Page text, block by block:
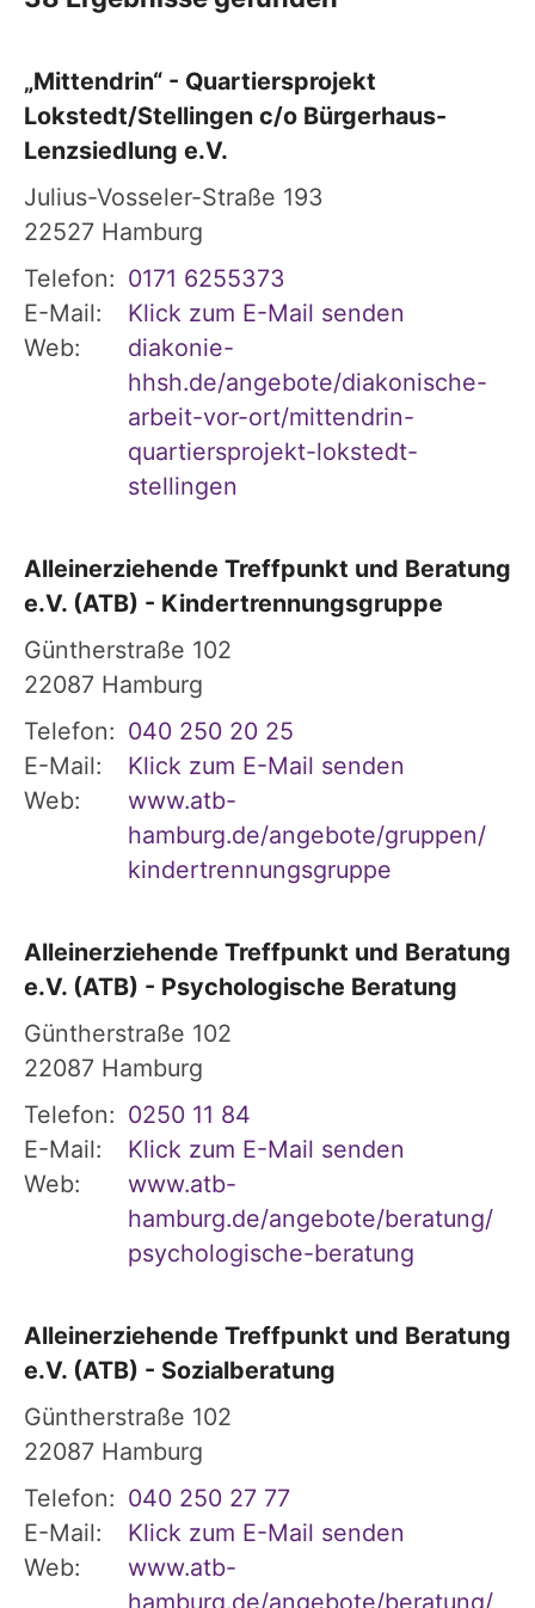
„Mittendrin“ - Quartiersprojekt
Lokstedt/Stellingen c/o Bürgerhaus-
Lenzsiedlung e.V.
Julius-Vosseler-Straße 193
22527 Hamburg
Telefon: 0171 6255373
E-Mail:
Klick zum E-Mail senden
Web:
diakonie-
hhsh.de/angebote/diakonische-
arbeit-vor-ort/mittendrin-
quartiersprojekt-lokstedt-
stellingen
Alleinerziehende Treffpunkt und Beratung
e.V. (ATB) - Kindertrennungsgruppe
Güntherstraße 102
22087 Hamburg
Telefon: 040 250 20 25
E-Mail:
Klick zum E-Mail senden
Web:
www.atb-
hamburg.de/angebote/gruppen/
kindertrennungsgruppe
Alleinerziehende Treffpunkt und Beratung
e.V. (ATB) - Psychologische Beratung
Güntherstraße 102
22087 Hamburg
Telefon: 0250 11 84
E-Mail:
Klick zum E-Mail senden
Web:
www.atb-
hamburg.de/angebote/beratung/
psychologische-beratung
Alleinerziehende Treffpunkt und Beratung
e.V. (ATB) - Sozialberatung
Güntherstraße 102
22087 Hamburg
Telefon: 040 250 27 77
E-Mail:
Klick zum E-Mail senden
Web:
www.atb-
hamburg.de/angebote/beratung/